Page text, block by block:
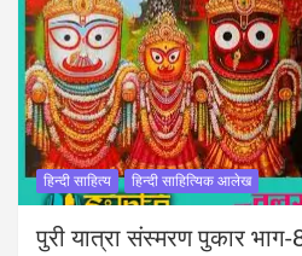
हिन्दी साहित्य हिन्दी साहित्यिक आलेख
पुरी यात्रा संस्मरण पुकार भाग-